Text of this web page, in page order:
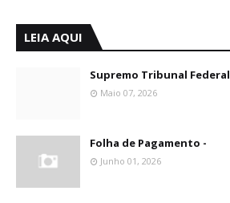
LEIA AQUI
Supremo Tribunal Federal
Maio 07, 2026
Folha de Pagamento -
Junho 01, 2026